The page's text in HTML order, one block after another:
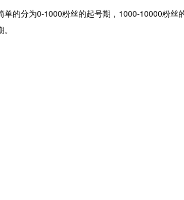
的分为0-1000粉丝的起号期，1000-10000粉丝